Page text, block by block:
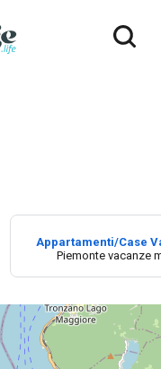
Appartamenti/Case
Piemonte vacanze